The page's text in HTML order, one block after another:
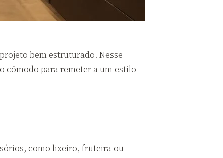
bem estruturado. Nesse
cômodo para remeter a um estilo
como lixeiro, fruteira ou